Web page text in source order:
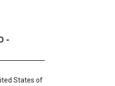
-
States of